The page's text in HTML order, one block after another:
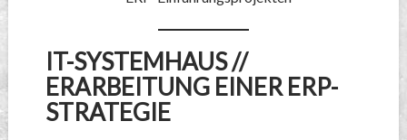
IT-SYSTEMHAUS //
ERARBEITUNG EINER ERP-
STRATEGIE